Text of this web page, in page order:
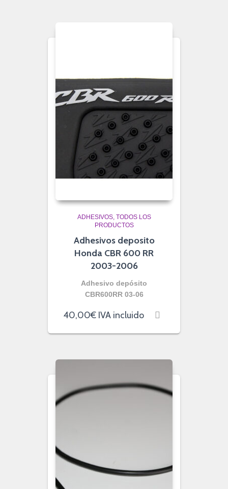
ADHESIVOS TODOS LOS
PRODUCTOS
Adhesivos deposito
Honda CBR 600 RR
2003-2006
Adhesivo depósito
CBR600RR 03-06
40,00€ IVA incluido